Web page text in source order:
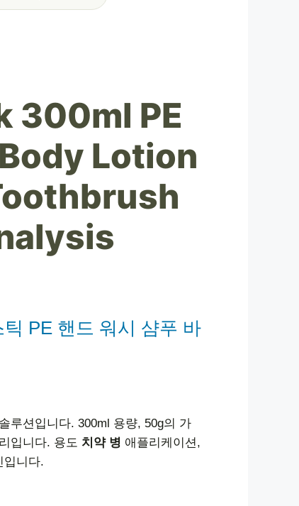
300ml PE
Lotion
PE 핸드 워시 샴푸 바
루션입니다. 300ml 용량, 50g의 가
입니다. 용도 치약 병 애플리케이션,
입니다.